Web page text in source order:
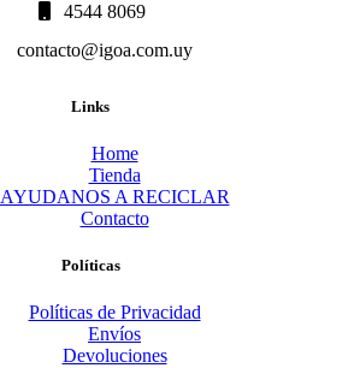
4544 8069
contacto@igoa.com.uy
Links
Home
Tienda
AYUDANOS A RECICLAR
Contacto
Políticas
Políticas de Privacidad
Envíos
Devoluciones